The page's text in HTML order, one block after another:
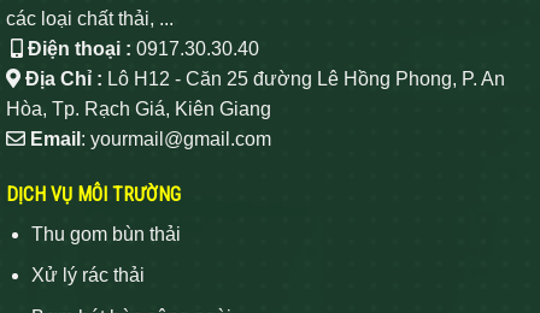
các loại chất thải, ...
Điện thoại : 0917.30.30.40
Địa Chỉ : Lô H12 - Căn 25 đường Lê Hồng Phong, P. An
Hòa, Tp. Rạch Giá, Kiên Giang
Email : yourmail@gmail.com
DỊCH VỤ MÔI TRƯỜNG
Thu gom bùn thải
Xử lý rác thải